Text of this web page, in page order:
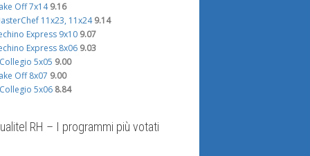
Off 7x14 9.16
11x23, 11x24 9.14
Express 9x10 9.07
Express 8x06 9.03
5x05 9.00
Off 8x07 9.00
5x06 8.84
RH – I programmi più votati